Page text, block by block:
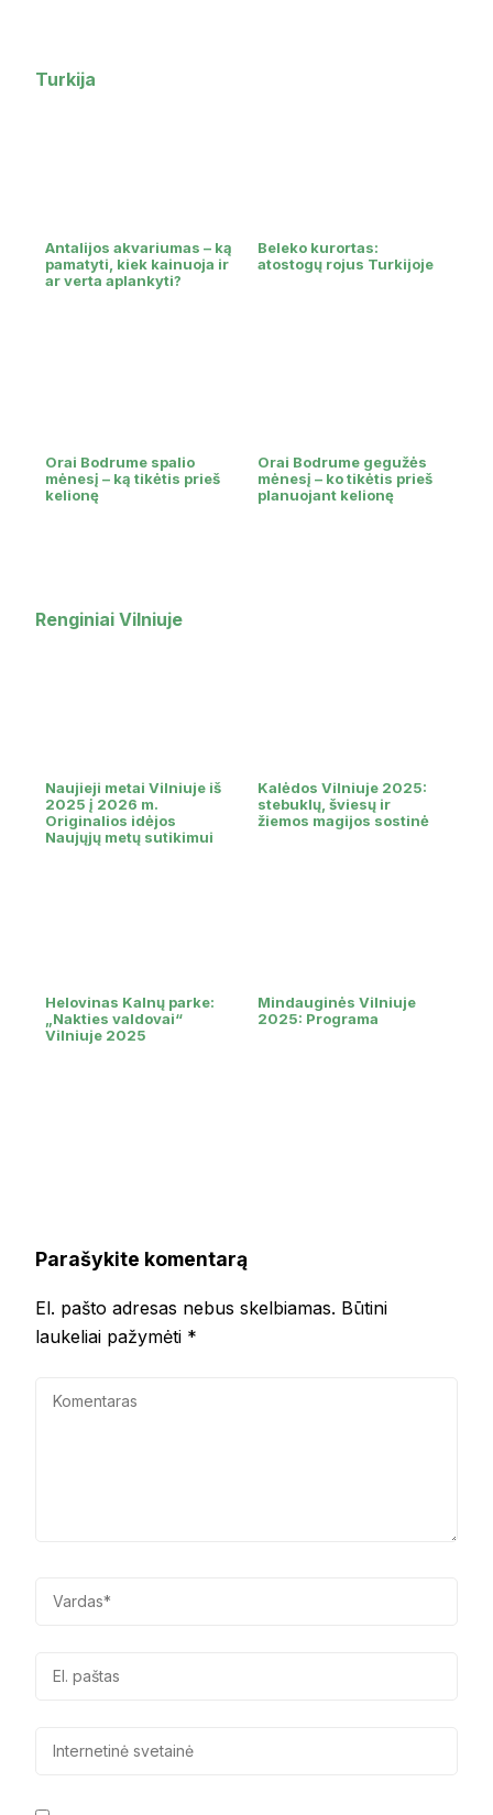
Turkija
Antalijos akvariumas – ką
pamatyti, kiek kainuoja ir
ar verta aplankyti?
Beleko kurortas:
atostogų rojus Turkijoje
Orai Bodrume spalio
mėnesį – ką tikėtis prieš
kelionę
Orai Bodrume gegužės
mėnesį – ko tikėtis prieš
planuojant kelionę
Renginiai Vilniuje
Naujieji metai Vilniuje iš
2025 į 2026 m.
Originalios idėjos
Naujųjų metų sutikimui
Kalėdos Vilniuje 2025:
stebuklų, šviesų ir
žiemos magijos sostinė
Helovinas Kalnų parke:
„Nakties valdovai“
Vilniuje 2025
Mindauginės Vilniuje
2025: Programa
Parašykite komentarą
El. pašto adresas nebus skelbiamas. Būtini
laukeliai pažymėti *